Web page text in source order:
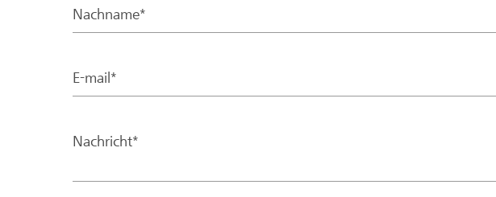
Nachname*
E-mail*
Nachricht*